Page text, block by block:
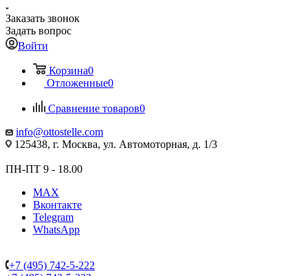
Заказать звонок
Задать вопрос
Войти
Корзина0
Отложенные0
Сравнение товаров0
info@ottostelle.com
125438, г. Москва, ул. Автомоторная, д. 1/3
ПН-ПТ 9 - 18.00
MAX
Вконтакте
Telegram
WhatsApp
+7 (495) 742-5-222